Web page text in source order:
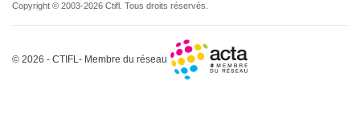
Copyright © 2003-2026 Ctifl. Tous droits réservés.
© 2026 - CTIFL- Membre du réseau